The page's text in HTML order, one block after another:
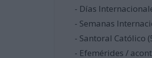
- Días
- Semanas
- Santoral Católico
- Efemérides /